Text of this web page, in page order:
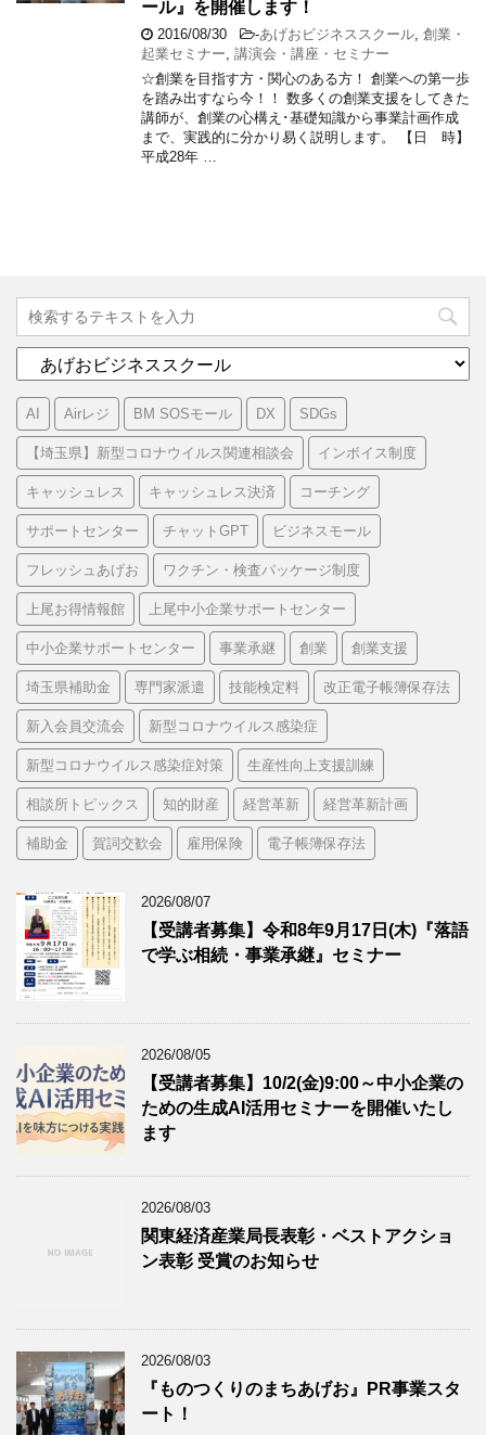
ール』を開催します！
2016/08/30 -あげおビジネススクール 創業・
起業セミナー 講演会・講座・セミナー
☆創業を目指す方・関心のある方！ 創業への第一歩
を踏み出すなら今！！ 数多くの創業支援をしてきた
講師が、創業の心構え･基礎知識から事業計画作成
まで、実践的に分かり易く説明します。 【日 時】
平成28年 …
テ
ゴ
リ
AI Airレジ BM SOSモール DX SDGs
【埼玉県】新型コロナウイルス関連相談会 インボイス制度
キャッシュレス キャッシュレス決済 コーチング
サポートセンター チャットGPT ビジネスモール
フレッシュあげお ワクチン・検査パッケージ制度
上尾お得情報館 上尾中小企業サポートセンター
中小企業サポートセンター 事業承継 創業 創業支援
埼玉県補助金 専門家派遣 技能検定料 改正電子帳簿保存法
新入会員交流会 新型コロナウイルス感染症
新型コロナウイルス感染症対策 生産性向上支援訓練
相談所トピックス 知的財産 経営革新 経営革新計画
補助金 賀詞交歓会 雇用保険 電子帳簿保存法
2026/08/07
【受講者募集】令和8年9月17日(木)『落語
で学ぶ相続・事業承継』セミナー
2026/08/05
【受講者募集】10/2(金)9:00～中小企業の
ための生成AI活用セミナーを開催いたし
ます
2026/08/03
関東経済産業局長表彰・ベストアクショ
ン表彰 受賞のお知らせ
2026/08/03
『ものつくりのまちあげお』PR事業スタ
ート！